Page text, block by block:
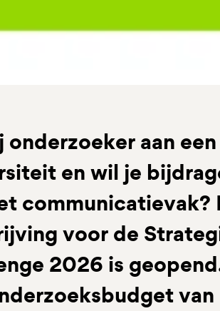
onderzoeker aan
en wil je
communicatievak?
voor de
2026 is